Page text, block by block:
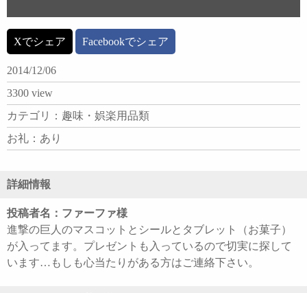
Xでシェア Facebookでシェア
2014/12/06
3300 view
カテゴリ：趣味・娯楽用品類
お礼：あり
詳細情報
投稿者名：ファーファ様
進撃の巨人のマスコットとシールとタブレット（お菓子）
が入ってます。プレゼントも入っているので切実に探して
います…もしも心当たりがある方はご連絡下さい。